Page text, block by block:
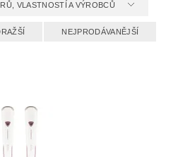
VLASTNOSTÍ A VÝROBCŮ
NEJPRODÁVANĚJŠÍ